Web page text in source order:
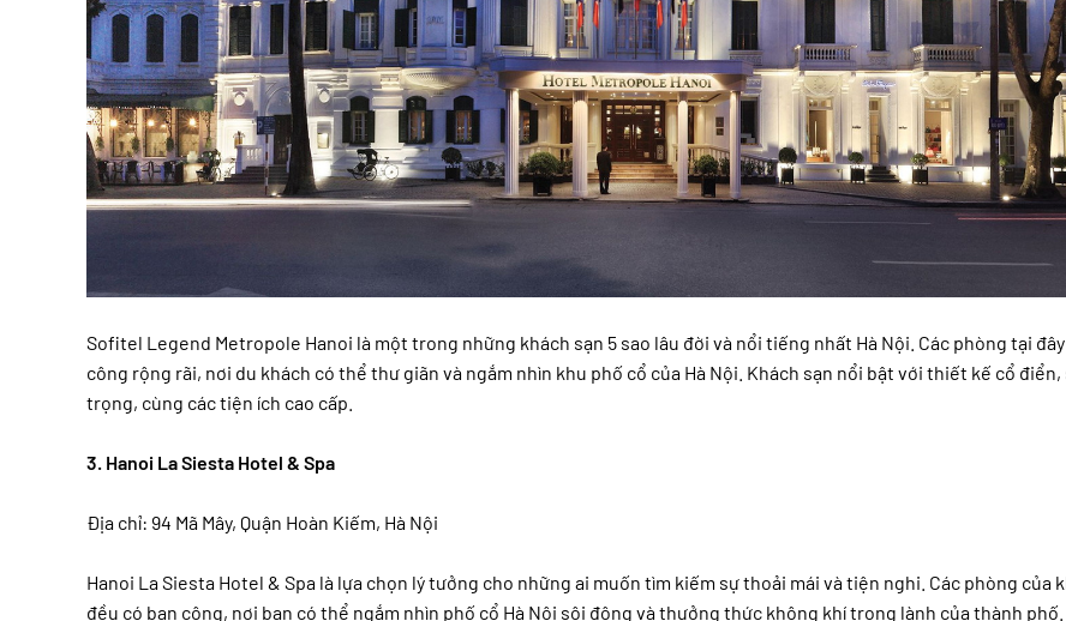
Sofitel Legend Metropole Hanoi là một trong những khách sạn 5 sao lâu đời và nổi tiếng nhất Hà Nội. Các phòng tại
công rộng rãi, nơi du khách có thể thư giãn và ngắm nhìn khu phố cổ của Hà Nội. Khách sạn nổi bật với thiết kế cổ điển,
trọng, cùng các tiện ích cao cấp.
3. Hanoi La Siesta Hotel & Spa
Địa chỉ: 94 Mã Mây, Quận Hoàn Kiếm, Hà Nội
Hanoi La Siesta Hotel & Spa là lựa chọn lý tưởng cho những ai muốn tìm kiếm sự thoải mái và tiện nghi. Các phòng của
đều có ban công, nơi bạn có thể ngắm nhìn phố cổ Hà Nội sôi động và thưởng thức không khí trong lành của thành phố.